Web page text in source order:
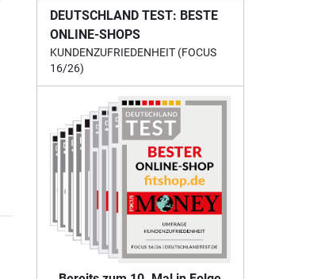
DEUTSCHLAND TEST: BESTE
ONLINE-SHOPS
KUNDENZUFRIEDENHEIT (FOCUS
16/26)